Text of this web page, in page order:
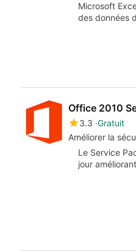
Microsoft
des données
Office 2010
3.3 Gratuit
Améliorer la
Le Service
jour